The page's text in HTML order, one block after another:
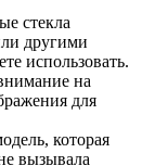
стекла
другими
использовать.
на
для
которая
вызывала